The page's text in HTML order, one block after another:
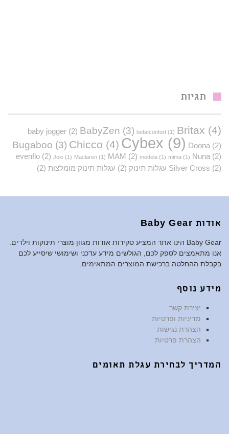
תגיות
baby jogger (2) BabyZen (3) bebeconfort (1) Britax (4)
Bugaboo (3) Chicco (4) Cybex (9) Doona (2)
evenflo (2) Joie (1) Maclaren (1) MAM (2) medela (1) mima (1) Nuna (2)
Silver Cross (2) עגלות תינוק (2) עגלות תינוק מומלצות (2)
אודות Baby Gear
Baby Gear הינו אתר המציע סקירות אודות מגוון מוצרי תינוקות וילדים.
אנו מתאמצים לספק לכם, הגולשים מידע עדכני ושימושי שיסייע לכם
בקבלת ההחלטה ברכישת המוצרים המתאימים.
מידע נוסף
יצירת קשר
מדיניות ופרטיות
הצהרת נגישות
הצהרת פרטיות
המדריך לבחירת עגלת תאומים